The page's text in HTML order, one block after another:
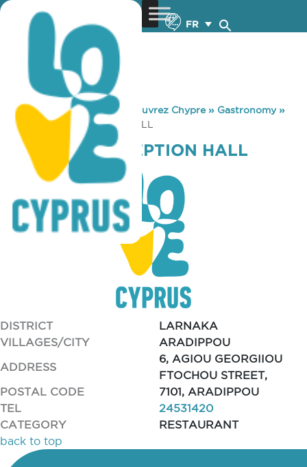
FR
You are here: Home »Découvrez Chypre» Gastronomy»
COSMYRIA RECEPTION HALL
COSMYRIA RECEPTION HALL
DISTRICT
LARNAKA
VILLAGES/CITY
ARADIPPOU
ADDRESS
6, AGIOU GEORGIIOU
FTOCHOU STREET,
POSTAL CODE
7101, ARADIPPOU
TEL
24531420
CATEGORY
RESTAURANT
back to top